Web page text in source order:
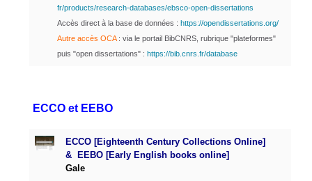
fr/products/research-databases/ebsco-open-dissertations
Accès direct à la base de données : https://opendissertations.org/
Autre accès OCA : via le portail BibCNRS, rubrique "plateformes"
puis "open dissertations" : https://bib.cnrs.fr/database
ECCO et EEBO
ECCO [Eighteenth Century Collections Online]
&
EEBO [Early English books online]
Gale